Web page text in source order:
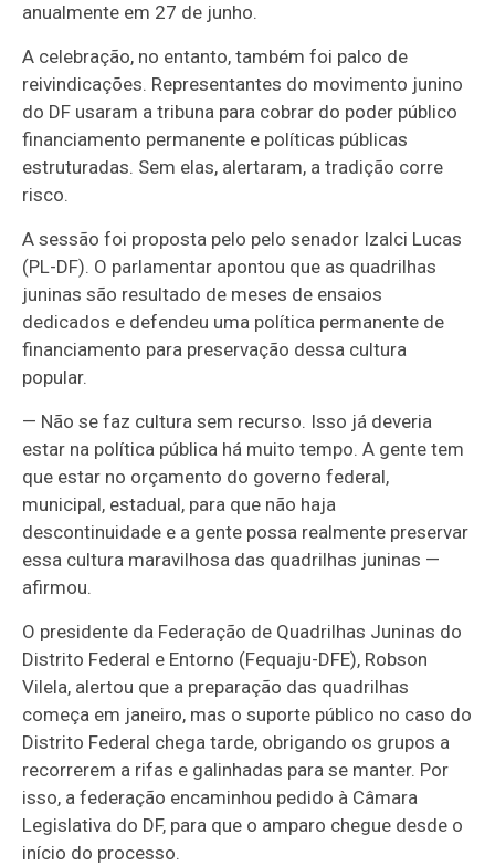
anualmente em 27 de junho.
A celebração, no entanto, também foi palco de
reivindicações. Representantes do movimento junino
do DF usaram a tribuna para cobrar do poder público
financiamento permanente e políticas públicas
estruturadas. Sem elas, alertaram, a tradição corre
risco.
A sessão foi proposta pelo pelo senador Izalci Lucas
(PL-DF). O parlamentar apontou que as quadrilhas
juninas são resultado de meses de ensaios
dedicados e defendeu uma política permanente de
financiamento para preservação dessa cultura
popular.
— Não se faz cultura sem recurso. Isso já deveria
estar na política pública há muito tempo. A gente tem
que estar no orçamento do governo federal,
municipal, estadual, para que não haja
descontinuidade e a gente possa realmente preservar
essa cultura maravilhosa das quadrilhas juninas —
afirmou.
O presidente da Federação de Quadrilhas Juninas do
Distrito Federal e Entorno (Fequaju-DFE), Robson
Vilela, alertou que a preparação das quadrilhas
começa em janeiro, mas o suporte público no caso do
Distrito Federal chega tarde, obrigando os grupos a
recorrerem a rifas e galinhadas para se manter. Por
isso, a federação encaminhou pedido à Câmara
Legislativa do DF, para que o amparo chegue desde o
início do processo.